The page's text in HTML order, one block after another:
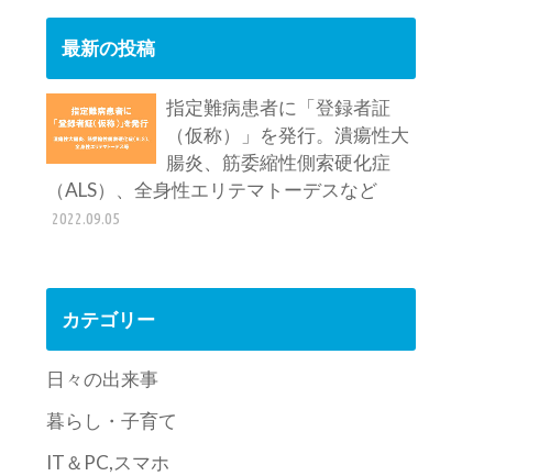
最新の投稿
指定難病患者に「登録者証
（仮称）」を発行。潰瘍性大
腸炎、筋委縮性側索硬化症
（ALS）、全身性エリテマトーデスなど
2022.09.05
カテゴリー
日々の出来事
暮らし・子育て
IT＆PC,スマホ